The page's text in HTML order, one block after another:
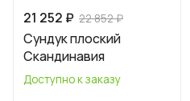
21 252 ₽ 22 852 ₽
Сундук плоский
Скандинавия
Доступно к заказу